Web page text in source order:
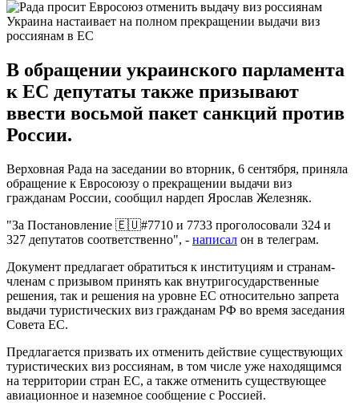
Украина настаивает на полном прекращении выдачи виз
россиянам в ЕС
В обращении украинского парламента
к ЕС депутаты также призывают
ввести восьмой пакет санкций против
России.
Верховная Рада на заседании во вторник, 6 сентября, приняла
обращение к Евросоюзу о прекращении выдачи виз
гражданам России, сообщил нардеп Ярослав Железняк.
"За Постановление 🇪🇺#7710 и 7733 проголосовали 324 и
327 депутатов соответственно", - написал он в телеграм.
Документ предлагает обратиться к институциям и странам-
членам с призывом принять как внутригосударственные
решения, так и решения на уровне ЕС относительно запрета
выдачи туристических виз гражданам РФ во время заседания
Совета ЕС.
Предлагается призвать их отменить действие существующих
туристических виз россиянам, в том числе уже находящимся
на территории стран ЕС, а также отменить существующее
авиационное и наземное сообщение с Россией.